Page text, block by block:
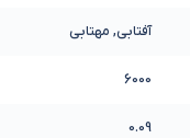
آفتابی, مهتابی
6000
0.09